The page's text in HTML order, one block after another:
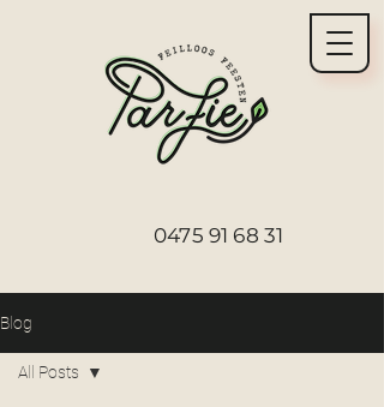
0475 91 68 31
Blog
All Posts